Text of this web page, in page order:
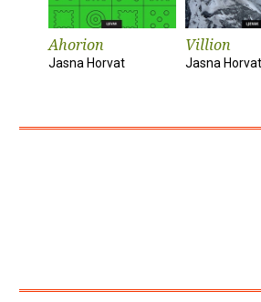
Ahorion
Jasna Horvat
Villion
Jasna Horvat